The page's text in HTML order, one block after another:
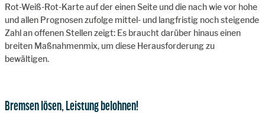
Rot-Weiß-Rot-Karte auf der einen Seite und die nach wie vor hohe
und allen Prognosen zufolge mittel- und langfristig noch steigende
Zahl an offenen Stellen zeigt: Es braucht darüber hinaus einen
breiten Maßnahmenmix, um diese Herausforderung zu
bewältigen.
Bremsen lösen, Leistung belohnen!